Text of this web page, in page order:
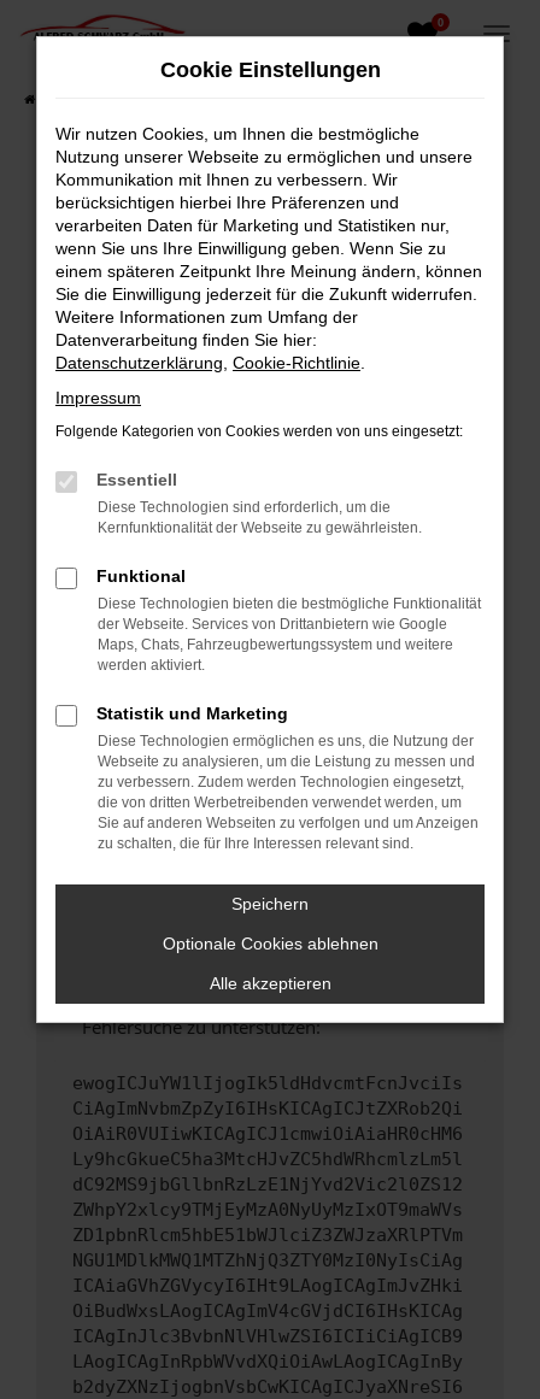
Zum
0
Fehler: Network Error
Beim Laden ist ein Fehler aufgetreten.
Hier sind ein paar Tipps, die dir helfen können:
Überprüfe deine Firewall und deine
Internetverbindung.
Laden andere Webseiten, zum Beispiel deine
Suchmaschine?
Prüfe deine Browsererweiterungen.
Manche Erweiterungen, wie Werbeblocker,
können das Laden bestimmter Seiten
verhindern. Funktioniert die Seite in einem
Fenster?
Starte dein Gerät neu.
Das kann manchmal helfen, vorübergehende
Probleme zu beheben.
Betriebssystem auf dem neuesten Stand
sind.
Veraltete Software birgt nicht nur ein
Sicherheitsrisiko, sondern kann auch dazu
führen, dass bestimmte Funktionen nicht mehr
unterstützt werden.
Wende dich an den Webseitenbetreiber.
Wenn du alle oben genannten Schritte versucht
hast, kontaktiere uns bitte. Wir werden
versuchen, das Problem zu beheben. Du kannst
uns diesen Text schicken, um uns bei der
Fehlersuche zu unterstützen:
ewogICJuYW1lIjogIk5ldHdvcmtFcnJvciIs
CiAgImNvbmZpZyI6IHsKICAgICJtZXRob2Qi
OiAiR0VUIiwKICAgICJ1cmwiOiAiaHR0cHM6
Ly9hcGkueC5ha3MtcHJvZC5hdWRhcmlzLm5l
dC92MS9jbGllbnRzLzE1NjYvd2Vic2l0ZS12
ZWhpY2xlcy9TMjEyMzA0NyUyMzIxOT9maWVs
ZD1pbnRlcm5hbE51bWJlciZ3ZWJzaXRlPTVm
NGU1MDlkMWQ1MTZhNjQ3ZTY0MzI0NyIsCiAg
ICAiaGVhZGVycyI6IHt9LAogICAgImJvZHki
OiBudWxsLAogICAgImV4cGVjdCI6IHsKICAg
ICAgInJlc3BvbnNlVHlwZSI6ICIiCiAgICB9
LAogICAgInRpbWVvdXQiOiAwLAogICAgInBy
b2dyZXNzIjogbnVsbCwKICAgICJyaXNreSI6
Cookie Einstellungen
Wir nutzen Cookies, um Ihnen die bestmögliche
Nutzung unserer Webseite zu ermöglichen und unsere
Kommunikation mit Ihnen zu verbessern. Wir
berücksichtigen hierbei Ihre Präferenzen und
verarbeiten Daten für Marketing und Statistiken nur,
wenn Sie uns Ihre Einwilligung geben. Wenn Sie zu
einem späteren Zeitpunkt Ihre Meinung ändern, können
Sie die Einwilligung jederzeit für die Zukunft widerrufen.
Weitere Informationen zum Umfang der
Datenverarbeitung finden Sie hier:
Datenschutzerklärung Cookie-Richtlinie
Impressum
Folgende Kategorien von Cookies werden von uns eingesetzt:
Essentiell
Diese Technologien sind erforderlich, um die
Kernfunktionalität der Webseite zu gewährleisten.
Funktional
Diese Technologien bieten die bestmögliche Funktionalität
der Webseite. Services von Drittanbietern wie Google
Maps, Chats, Fahrzeugbewertungssystem und weitere
werden aktiviert.
Statistik und Marketing
Diese Technologien ermöglichen es uns, die Nutzung der
Webseite zu analysieren, um die Leistung zu messen und
zu verbessern. Zudem werden Technologien eingesetzt,
die von dritten Werbetreibenden verwendet werden, um
Sie auf anderen Webseiten zu verfolgen und um Anzeigen
zu schalten, die für Ihre Interessen relevant sind.
Speichern
Optionale Cookies ablehnen
Alle akzeptieren